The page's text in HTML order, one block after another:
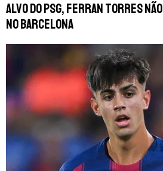
Alvo do PSG, Ferran Torres
no Barcelona